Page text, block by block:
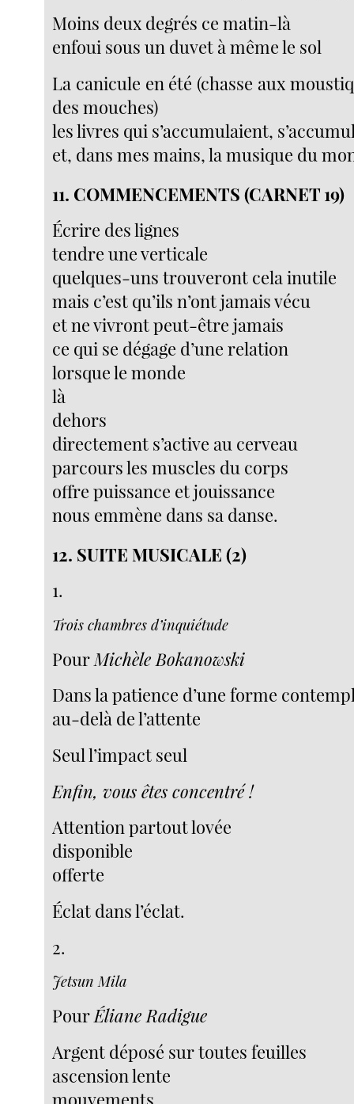
Moins deux degrés ce matin-là
enfoui sous un duvet à même le sol
La canicule en été (chasse aux
des mouches)
les livres qui s’accumulaient,
et, dans mes mains, la musique du
11. COMMENCEMENTS (CARNET 19)
Écrire des lignes
tendre une verticale
quelques-uns trouveront cela inutile
mais c’est qu’ils n’ont jamais vécu
et ne vivront peut-être jamais
ce qui se dégage d’une relation
lorsque le monde
là
dehors
directement s’active au cerveau
parcours les muscles du corps
offre puissance et jouissance
nous emmène dans sa danse.
12. SUITE MUSICALE (2)
1.
Trois chambres d’inquiétude
Pour Michèle Bokanowski
Dans la patience d’une forme
au-delà de l’attente
Seul l’impact seul
Enfin, vous êtes concentré !
Attention partout lovée
disponible
offerte
Éclat dans l’éclat.
2.
Jetsun Mila
Pour Éliane Radigue
Argent déposé sur toutes feuilles
ascension lente
mouvements